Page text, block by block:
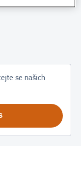
se našich